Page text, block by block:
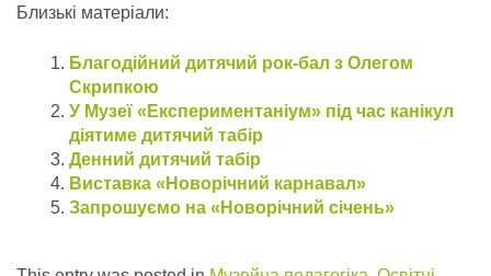
Близькі матеріали:
Благодійний дитячий рок-бал з Олегом
Скрипкою
У Музеї «Експериментаніум» під час канікул
діятиме дитячий табір
Денний дитячий табір
Виставка «Новорічний карнавал»
Запрошуємо на «Новорічний січень»